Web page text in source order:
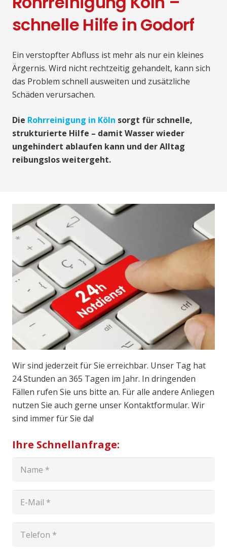
schnelle Hilfe in Godorf
Ein verstopfter Abfluss ist mehr als nur ein kleines
Ärgernis. Wird nicht rechtzeitig gehandelt, kann sich
das Problem schnell ausweiten und zusätzliche
Schäden verursachen.
Die Rohrreinigung in Köln sorgt für schnelle,
strukturierte Hilfe – damit Wasser wieder
ungehindert ablaufen kann und der Alltag
reibungslos weitergeht.
Wir sind jederzeit für Sie erreichbar. Unser Tag hat
24 Stunden an 365 Tagen im Jahr. In dringenden
Fällen rufen Sie uns bitte an. Für alle andere Anliegen
nutzen Sie auch gerne unser Kontaktformular. Wir
sind immer für Sie da!
Ihre Schnellanfrage: